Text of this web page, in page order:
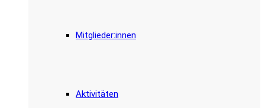
Mitglieder:innen
Aktivitäten